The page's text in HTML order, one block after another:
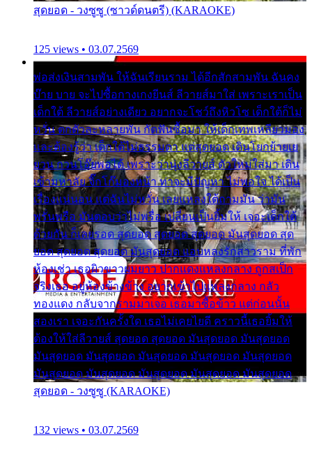
สุดยอด - วงซูซู (ซาวด์ดนตรี) (KARAOKE)
125 views • 03.07.2569
พ่อส่งเงินสามพัน ให้ฉันเรียนราม ได้อีกสักสามพัน ฉันคง
บ๊าย บาย จะไปซื้อกางเกงยีนส์ ลีวายส์มาใส่ เพราะเราเป็น
เด็กใต้ ลีวายส์อย่างเดียว อยากจะโชว์ถึงหิวโซ เด็กใต้ก็ไม่
หวั่น ตกตัวละหลายพัน กัดฟันซื้อมา ให้เด็กเทพเหลียวมอง
และต้องรู้ว่า เด็กใต้ไม่ธรรมดา แต่สุดยอด เดินโยกย้ายเย
ยวน กวนโอ๊ยพอได้ เพราะว่านุ่งลีวายส์ ตัวใหม่ใส่มา เดิน
เข้ามหาลัย จิ๊กโก๊มองหน้า ท่าจะมีปัญหา ไม่พอใจ ได้เป็น
เรื่องแน่นอน แต่ฉันไม่หวั่น เลยแหลงใต้ถามมัน ว่ามัน
พรั่นพรือ มันตอบว่าไม่พรื่อ เปลี่ยนเป็นยิ้มให้ เจอะเด็กใต้
ด้วยกัน ก็เลยรอด สุดยอด สุดยอด สุดยอด มันสุดยอด สุด
ยอด สุดยอด สุดยอด มันสุดยอด แอบหลงรักสาวราม ที่พัก
ห้องเช่า เธอผิวขาวผมยาว ปากแดงแหลงกลาง ถูกสเป็ก
จริงเธอ อยู่ห้องข้างข้าง อยากเข้าไปแหลงกลาง กลัว
ทองแดง กลับจากรามมาเจอ เธอมาซื้อข้าว แต่ก่อนนั้น
สองเรา เจอะกันครั้งใด เธอไม่เคยไยดี คราวนี้เธอยิ้มให้
ต้องให้ใส่ลีวายส์ สุดยอด สุดยอด มันสุดยอด มันสุดยอด
มันสุดยอด มันสุดยอด มันสุดยอด มันสุดยอด มันสุดยอด
มันสุดยอด มันสุดยอด มันสุดยอด มันสุดยอด มันสุดยอด
สุดยอด - วงซูซู (KARAOKE)
132 views • 03.07.2569